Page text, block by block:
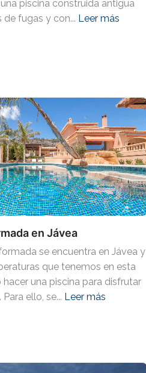
piscina construida antigua
fugas y con... Leer más
en Jávea
se encuentra en Jávea y
que tenemos en esta
hacer una piscina para disfrutar
ello, se... Leer más